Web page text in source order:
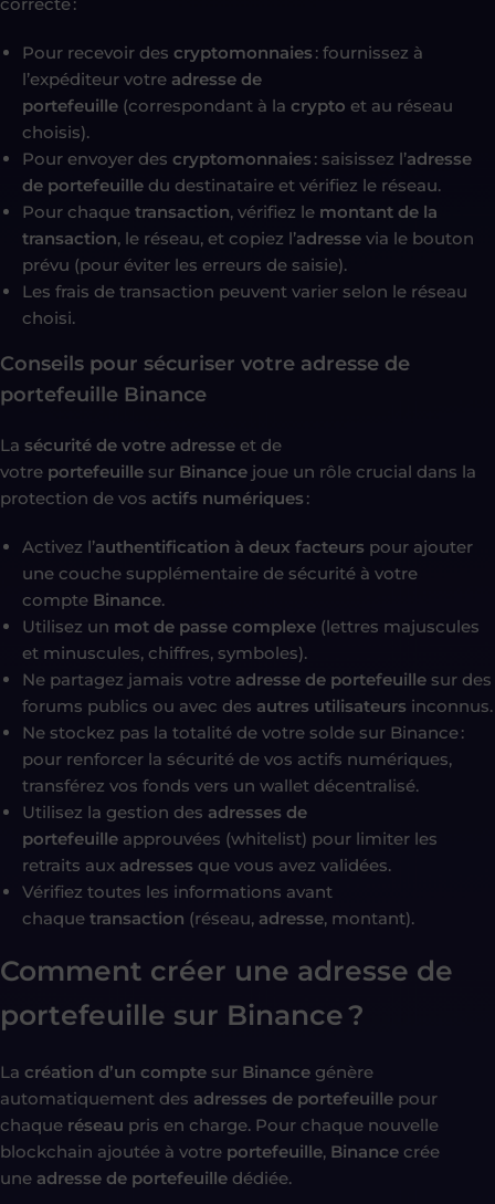
Pour recevoir des cryptomonnaies : fournissez à
l’expéditeur votre adresse de
portefeuille (correspondant à la crypto et au réseau
choisis).
Pour envoyer des cryptomonnaies : saisissez l’adresse
de portefeuille du destinataire et vérifiez le réseau.
Pour chaque transaction, vérifiez le montant de la
transaction, le réseau, et copiez l’adresse via le bouton
prévu (pour éviter les erreurs de saisie).
Les frais de transaction peuvent varier selon le réseau
choisi.
Conseils pour sécuriser votre adresse de
portefeuille Binance
La sécurité de votre adresse et de
votre portefeuille sur Binance joue un rôle crucial dans la
protection de vos actifs numériques :
Activez l’authentification à deux facteurs pour ajouter
une couche supplémentaire de sécurité à votre
compte Binance.
Utilisez un mot de passe complexe (lettres majuscules
et minuscules, chiffres, symboles).
Ne partagez jamais votre adresse de portefeuille sur des
forums publics ou avec des autres utilisateurs inconnus.
Ne stockez pas la totalité de votre solde sur Binance :
pour renforcer la sécurité de vos actifs numériques,
transférez vos fonds vers un wallet décentralisé.
Utilisez la gestion des adresses de
portefeuille approuvées (whitelist) pour limiter les
retraits aux adresses que vous avez validées.
Vérifiez toutes les informations avant
chaque transaction (réseau, adresse, montant).
Comment créer une adresse de
portefeuille sur Binance ?
La création d’un compte sur Binance génère
automatiquement des adresses de portefeuille pour
chaque réseau pris en charge. Pour chaque nouvelle
blockchain ajoutée à votre portefeuille, Binance crée
une adresse de portefeuille dédiée.